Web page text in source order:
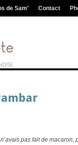
de Sam’ Contact
pas fait de macaron,